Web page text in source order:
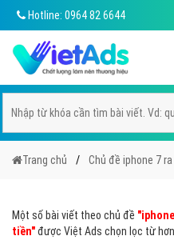
Hotline: 0964 82 6644
Trang chủ Chủ đề iphone 7
Một số bài viết theo chủ đề
tiền"được Việt Ads chọn lọc từ